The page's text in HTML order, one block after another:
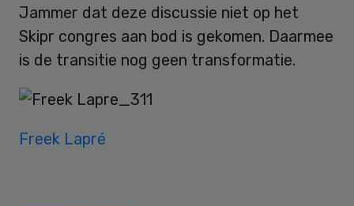
Jammer dat deze discussie niet op het
Skipr congres aan bod is gekomen. Daarmee
is de transitie nog geen transformatie.
Freek Lapré